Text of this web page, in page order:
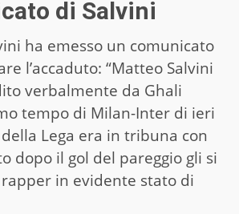
di Salvini
ha emesso un comunicato
l’accaduto: “Matteo Salvini
verbalmente da Ghali
tempo di Milan-Inter di ieri
Lega era in tribuna con
dopo il gol del pareggio gli si
in evidente stato di